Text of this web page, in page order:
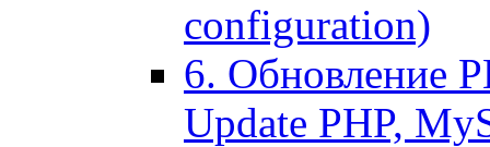
configuration)
6. Обновление
Update PHP,